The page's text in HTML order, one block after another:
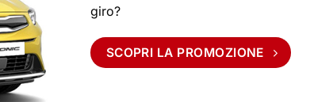
giro?
SCOPRI LA PROMOZIONE